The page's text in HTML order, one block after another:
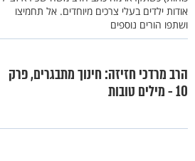
אודות ילדים בעלי צרכים מיוחדים. אל תחמיצו
ושתפו הורים נוספים
הרב מרדכי חזיזה: חינוך מתבגרים, פרק
10 - מילים טובות